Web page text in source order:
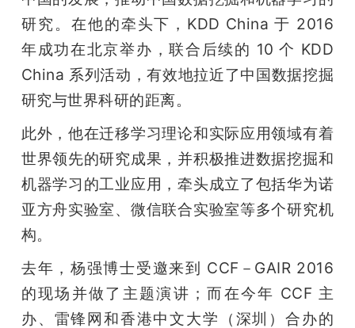
研究。在他的牵头下，KDD China 于 2016
年成功在北京举办，联合后续的 10 个 KDD
China 系列活动，有效地拉近了中国数据挖掘
研究与世界科研的距离。
此外，他在迁移学习理论和实际应用领域有着
世界领先的研究成果，并积极推进数据挖掘和
机器学习的工业应用，牵头成立了包括华为诺
亚方舟实验室、微信联合实验室等多个研究机
构。
去年，杨强博士受邀来到 CCF－GAIR 2016
的现场并做了主题演讲；而在今年 CCF 主
办、雷锋网和香港中文大学（深圳）合办的